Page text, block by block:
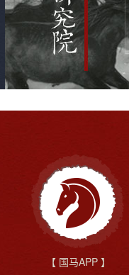
【 国马APP 】